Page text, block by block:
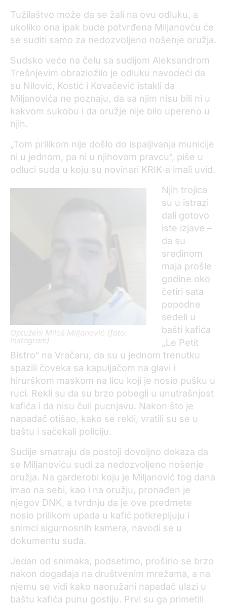
Tužilaštvo može da se žali na ovu odluku, a
ukoliko ona ipak bude potvrđena Miljanovću će
se suditi samo za nedozvoljeno nošenje oružja.
Sudsko veće na čelu sa sudijom Aleksandrom
Trešnjevim obrazložilo je odluku navodeći da
su Nilović, Kostić i Kovačević istakli da
Miljanovića ne poznaju, da sa njim nisu bili ni u
kakvom sukobu i da oružje nije bilo upereno u
njih.
„Tom prilikom nije došlo do ispaljivanja municije
ni u jednom, pa ni u njihovom pravcu“, piše u
odluci suda u koju su novinari KRIK-a imali uvid.
Optuženi Miloš Miljanović (foto:
Instagram)
Njih trojica
su u istrazi
dali gotovo
iste izjave –
da su
sredinom
maja prošle
godine oko
četiri sata
popodne
sedeli u
bašti kafića
„Le Petit
Bistro“ na Vračaru, da su u jednom trenutku
spazili čoveka sa kapuljačom na glavi i
hirurškom maskom na licu koji je nosio pušku u
ruci. Rekli su da su brzo pobegli u unutrašnjost
kafića i da nisu čuli pucnjavu. Nakon što je
napadač otišao, kako se rekli, vratili su se u
baštu i sačekali policiju.
Sudije smatraju da postoji dovoljno dokaza da
se Miljanoviću sudi za nedozvoljeno nošenje
oružja. Na garderobi koju je Miljanović tog dana
imao na sebi, kao i na oružju, pronađen je
njegov DNK, a tvrdnju da je ove predmete
nosio prilikom upada u kafić potkrepljuju i
snimci sigurnosnih kamera, navodi se u
dokumentu suda.
Jedan od snimaka, podsetimo, proširio se brzo
nakon događaja na društvenim mrežama, a na
njemu se vidi kako naoružani napadač ulazi u
baštu kafića punu gostiju. Prvi su ga primetili